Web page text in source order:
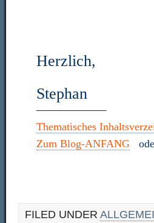
Herzlich,
Stephan
—————–
Thematisches
Zum Blog-ANFANG
FILED UNDER